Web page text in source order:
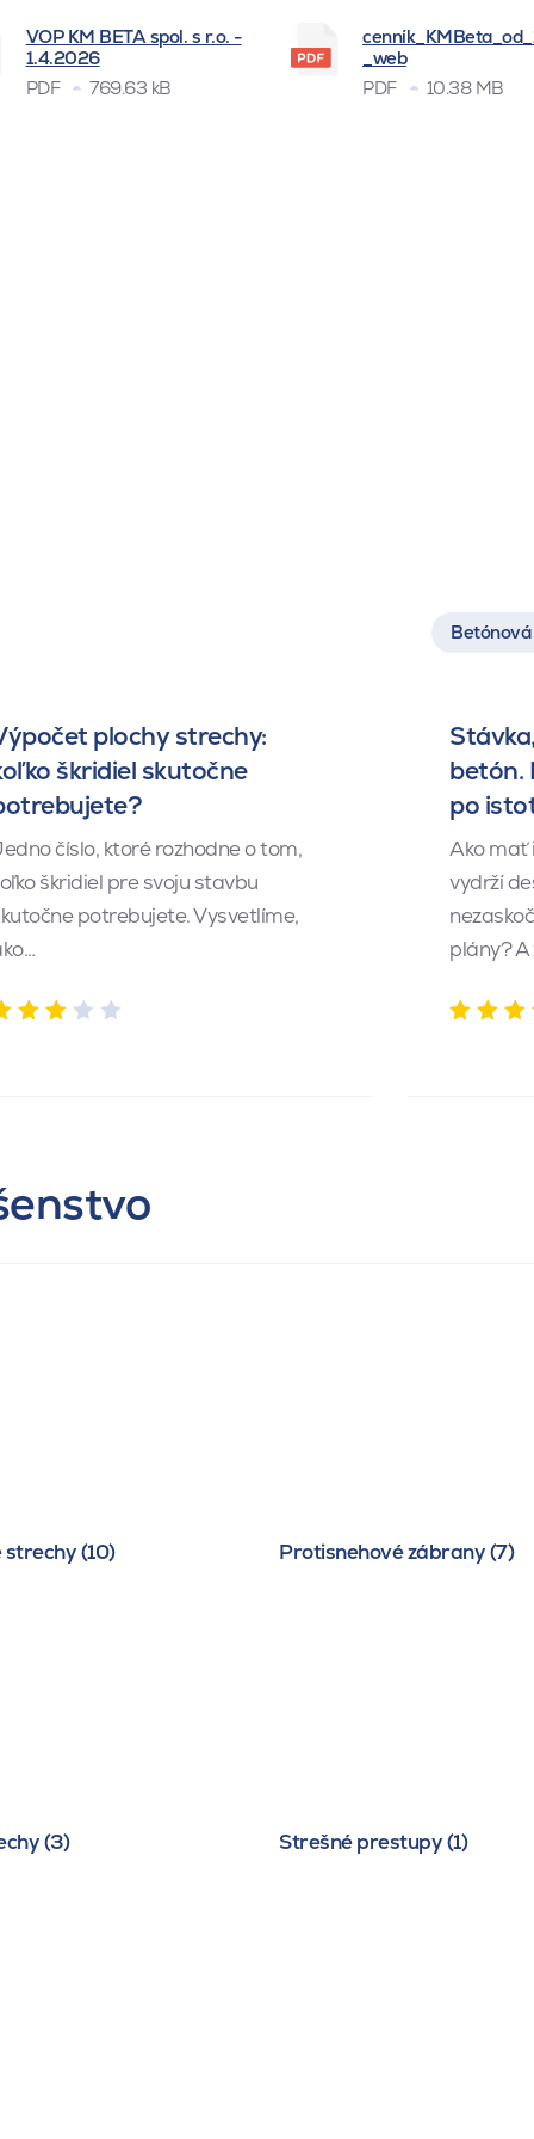
VOP KM BETA spol. s r.o. -
1.4.2026
PDF
769.63 kB
_web
PDF
10.38 MB
plochy strechy:
škridiel skutočne
číslo, ktoré rozhodne o tom,
škridiel pre svoju stavbu
potrebujete. Vysvetlíme,
betón.
po
Ako mať
vydrží
plány? A
(10) Protisnehové zábrany (7)
(3) Strešné prestupy (1)